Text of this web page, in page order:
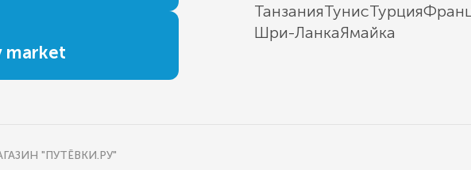
market
ТанзанияТунисТурция
Шри-ЛанкаЯмайка
"ПУТЁВКИ.РУ"